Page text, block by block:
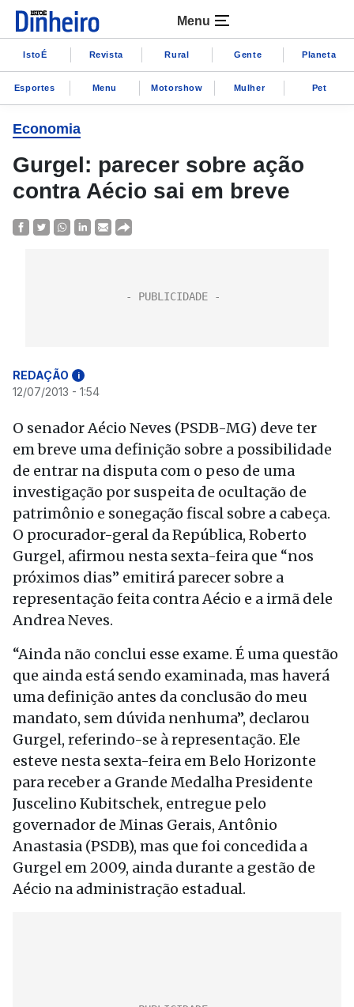
Menu
IstoÉ Revista Rural Gente Planeta
Esportes Menu Motorshow Mulher Pet
Economia
Gurgel: parecer sobre ação
contra Aécio sai em breve
REDAÇÃO i
12/07/2013 - 1:54
O senador Aécio Neves (PSDB-MG) deve ter
em breve uma definição sobre a possibilidade
de entrar na disputa com o peso de uma
investigação por suspeita de ocultação de
patrimônio e sonegação fiscal sobre a cabeça.
O procurador-geral da República, Roberto
Gurgel, afirmou nesta sexta-feira que “nos
próximos dias” emitirá parecer sobre a
representação feita contra Aécio e a irmã dele
Andrea Neves.
“Ainda não conclui esse exame. É uma questão
que ainda está sendo examinada, mas haverá
uma definição antes da conclusão do meu
mandato, sem dúvida nenhuma”, declarou
Gurgel, referindo-se à representação. Ele
esteve nesta sexta-feira em Belo Horizonte
para receber a Grande Medalha Presidente
Juscelino Kubitschek, entregue pelo
governador de Minas Gerais, Antônio
Anastasia (PSDB), mas que foi concedida a
Gurgel em 2009, ainda durante a gestão de
Aécio na administração estadual.